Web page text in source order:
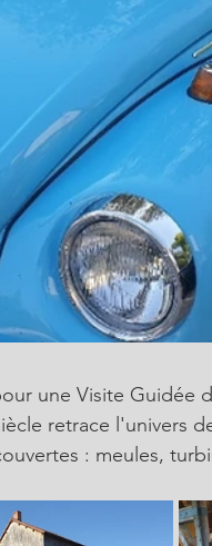
une Visite Guidée
retrace l'univers
: meules,